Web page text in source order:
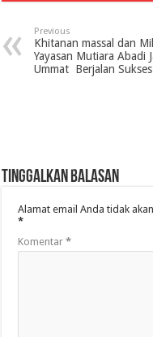
Previous
Khitanan massal dan
Yayasan Mutiara Abadi
Ummat Berjalan Sukses
Tinggalkan Balasan
Alamat email Anda tidak
*
Komentar*